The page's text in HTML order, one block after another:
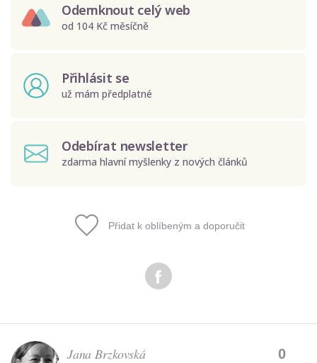
Odemknout celý web
od 104 Kč měsíčně
Přihlásit se
už mám předplatné
Odebírat newsletter
zdarma hlavní myšlenky z nových článků
Odeslat
Přidat k oblíbeným a doporučit
Jana Brzkovská 0